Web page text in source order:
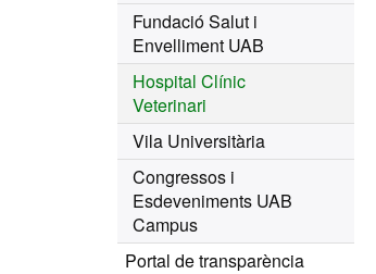
Fundació Salut i
Envelliment UAB
Hospital Clínic
Veterinari
Vila Universitària
Congressos i
Esdeveniments UAB
Campus
Portal de transparència